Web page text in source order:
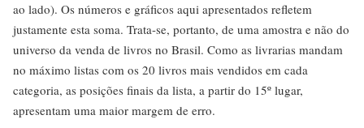
ao lado). Os números e gráficos aqui apresentados refletem
justamente esta soma. Trata-se, portanto, de uma amostra e não do
universo da venda de livros no Brasil. Como as livrarias mandam
no máximo listas com os 20 livros mais vendidos em cada
categoria, as posições finais da lista, a partir do 15º lugar,
apresentam uma maior margem de erro.